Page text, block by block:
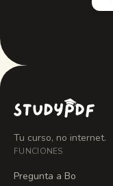
Tu curso, no internet.
FUNCIONES
Pregunta a Bo